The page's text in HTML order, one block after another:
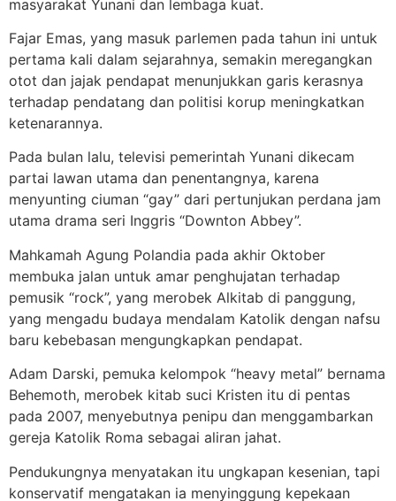
masyarakat Yunani dan lembaga kuat.
Fajar Emas, yang masuk parlemen pada tahun ini untuk
pertama kali dalam sejarahnya, semakin meregangkan
otot dan jajak pendapat menunjukkan garis kerasnya
terhadap pendatang dan politisi korup meningkatkan
ketenarannya.
Pada bulan lalu, televisi pemerintah Yunani dikecam
partai lawan utama dan penentangnya, karena
menyunting ciuman “gay” dari pertunjukan perdana jam
utama drama seri Inggris “Downton Abbey”.
Mahkamah Agung Polandia pada akhir Oktober
membuka jalan untuk amar penghujatan terhadap
pemusik “rock”, yang merobek Alkitab di panggung,
yang mengadu budaya mendalam Katolik dengan nafsu
baru kebebasan mengungkapkan pendapat.
Adam Darski, pemuka kelompok “heavy metal” bernama
Behemoth, merobek kitab suci Kristen itu di pentas
pada 2007, menyebutnya penipu dan menggambarkan
gereja Katolik Roma sebagai aliran jahat.
Pendukungnya menyatakan itu ungkapan kesenian, tapi
konservatif mengatakan ia menyinggung kepekaan